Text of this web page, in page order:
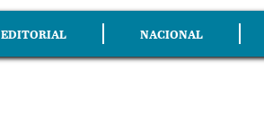
EDITORIAL NACIONAL